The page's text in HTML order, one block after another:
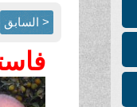
< السابق